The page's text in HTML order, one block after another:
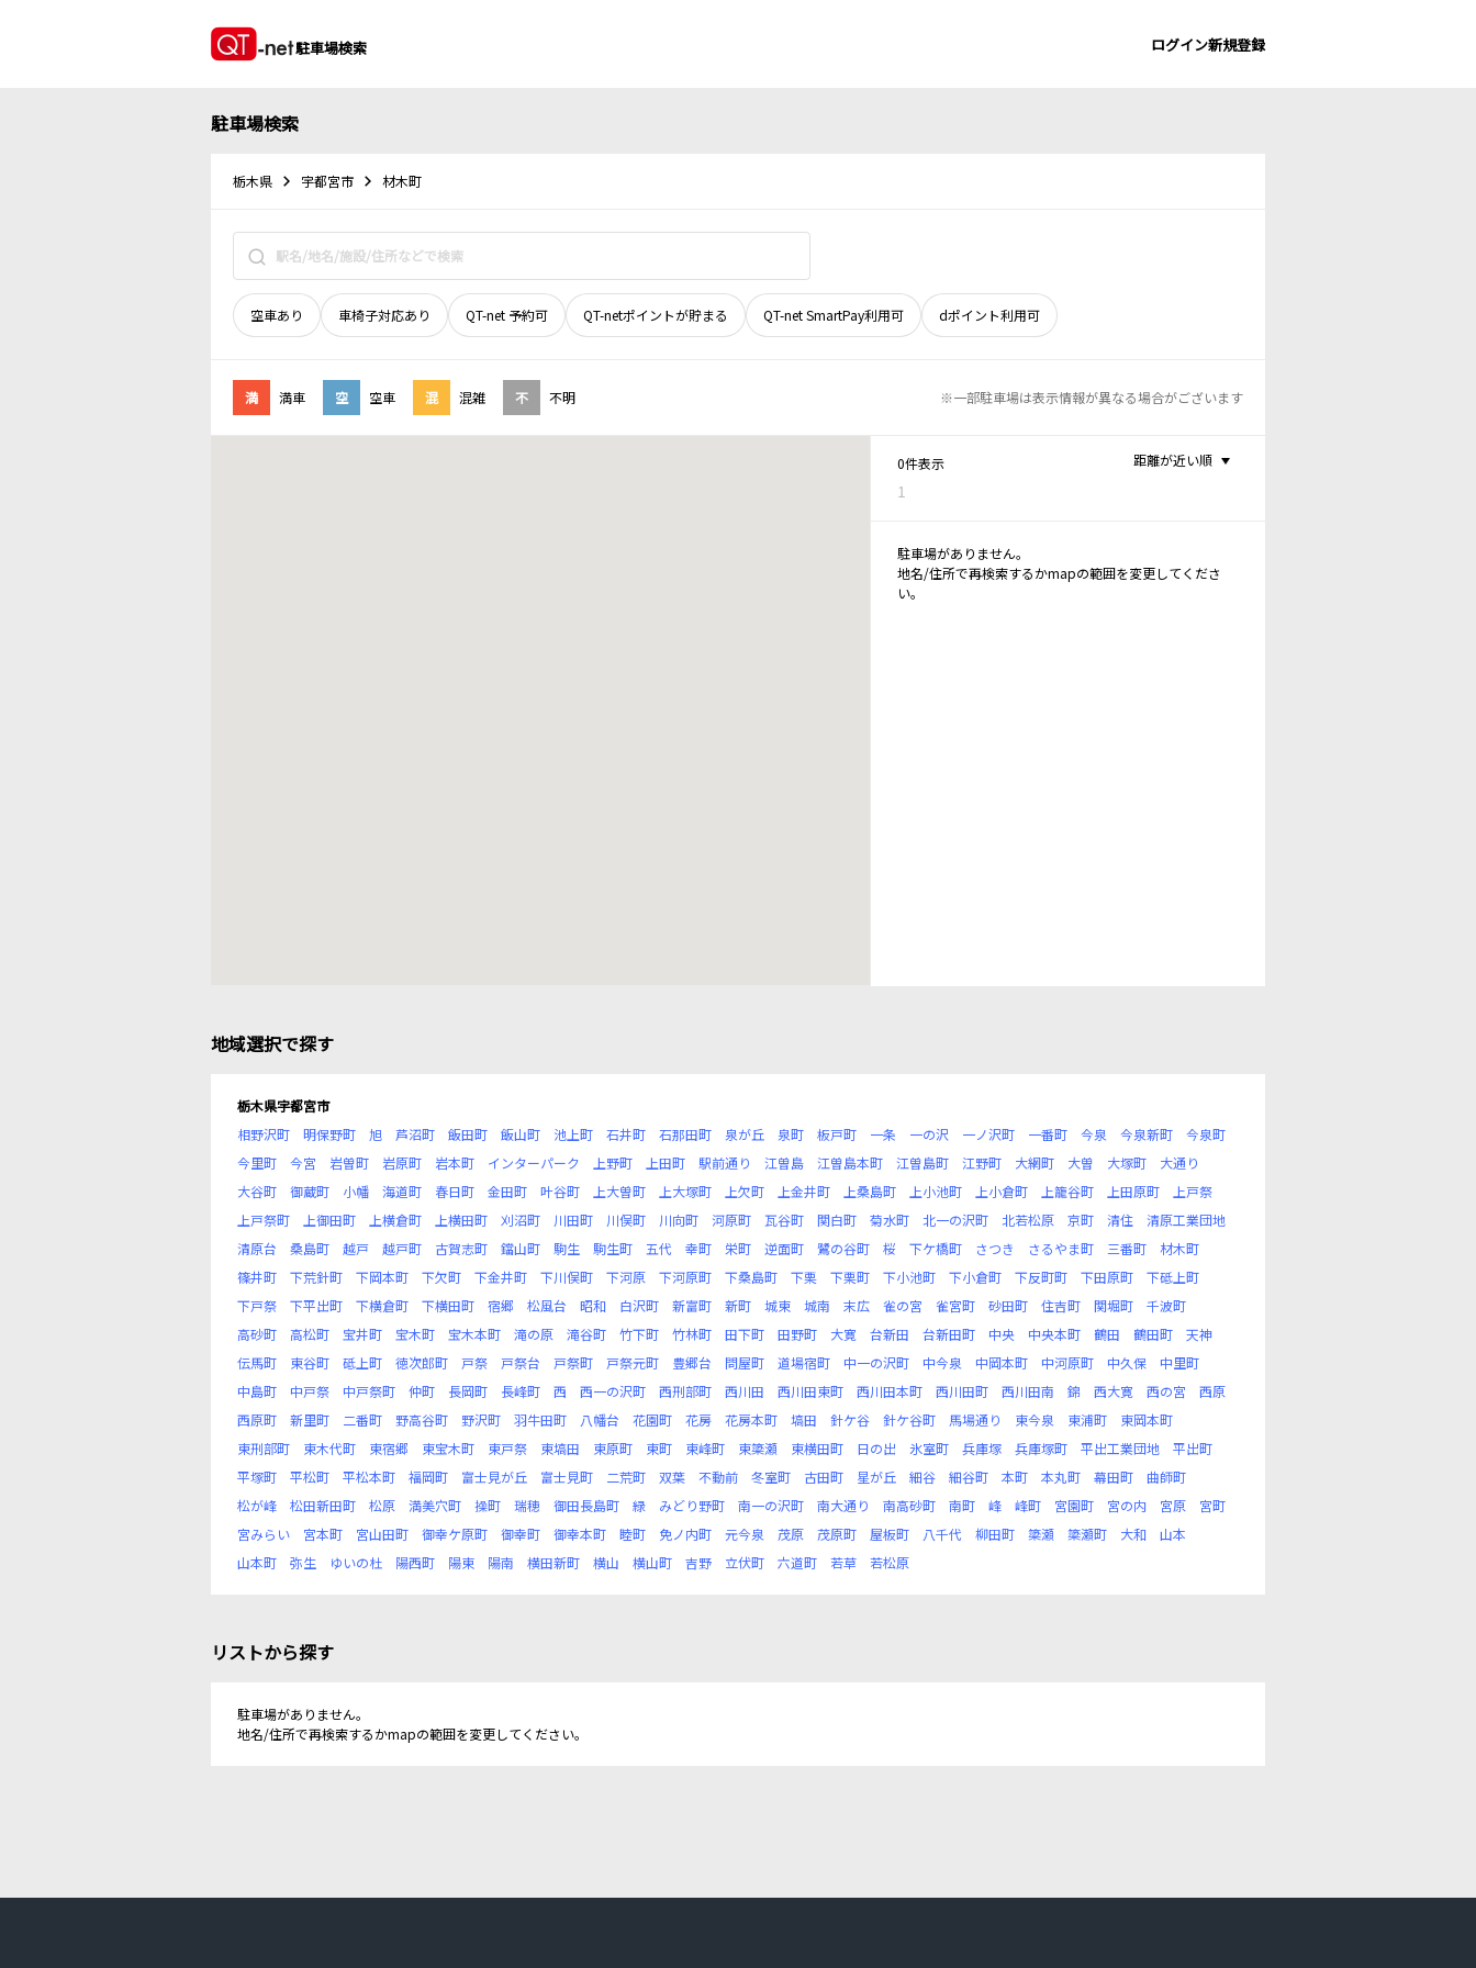
駐車場検索 ログイン新規登録
駐車場検索
栃木県 宇都宮市 材木町
空車あり 車椅子対応あり QT-net 予約可 QT-netポイントが貯まる QT-net SmartPay利用可 dポイント利用可
満 満車 空 空車 混 混雑 不 不明 ※一部駐車場は表示情報が異なる場合がございます
0件表示
1
距離が近い順
駐車場がありません。
地名/住所で再検索するかmapの範囲を変更してくださ
い。
地域選択で探す
栃木県宇都宮市
相野沢町
明保野町 旭 芦沼町 飯田町 飯山町 池上町 石井町 石那田町 泉が丘 泉町 板戸町 一条 一の沢 一ノ沢町 一番町 今泉 今泉新町
今泉町
今里町
今宮 岩曽町 岩原町 岩本町 インターパーク 上野町 上田町 駅前通り 江曽島 江曽島本町 江曽島町 江野町 大網町 大曽 大塚町
大通り
大谷町
御蔵町 小幡 海道町 春日町 金田町 叶谷町 上大曽町 上大塚町 上欠町 上金井町 上桑島町 上小池町 上小倉町 上籠谷町 上田原町
上戸祭
上戸祭町
上御田町 上横倉町 上横田町 刈沼町 川田町 川俣町 川向町 河原町 瓦谷町 関白町 菊水町 北一の沢町 北若松原 京町 清住
清原工業団地
清原台
桑島町 越戸 越戸町 古賀志町 鐺山町 駒生 駒生町 五代 幸町 栄町 逆面町 鷺の谷町 桜 下ケ橋町 さつき さるやま町 三番町
材木町
篠井町
下荒針町 下岡本町 下欠町 下金井町 下川俣町 下河原 下河原町 下桑島町 下栗 下栗町 下小池町 下小倉町 下反町町 下田原町
下砥上町
下戸祭
下平出町 下横倉町 下横田町 宿郷 松風台 昭和 白沢町 新富町 新町 城東 城南 末広 雀の宮 雀宮町 砂田町 住吉町 関堀町
千波町
高砂町
高松町 宝井町 宝木町 宝木本町 滝の原 滝谷町 竹下町 竹林町 田下町 田野町 大寛 台新田 台新田町 中央 中央本町 鶴田 鶴田町
天神
伝馬町
東谷町 砥上町 徳次郎町 戸祭 戸祭台 戸祭町 戸祭元町 豊郷台 問屋町 道場宿町 中一の沢町 中今泉 中岡本町 中河原町 中久保
中里町
中島町
中戸祭 中戸祭町 仲町 長岡町 長峰町 西 西一の沢町 西刑部町 西川田 西川田東町 西川田本町 西川田町 西川田南 錦 西大寛 西の宮
西原
西原町
新里町 二番町 野高谷町 野沢町 羽牛田町 八幡台 花園町 花房 花房本町 塙田 針ケ谷 針ケ谷町 馬場通り 東今泉 東浦町
東岡本町
東刑部町
東木代町 東宿郷 東宝木町 東戸祭 東塙田 東原町 東町 東峰町 東簗瀬 東横田町 日の出 氷室町 兵庫塚 兵庫塚町 平出工業団地
平出町
平塚町
平松町 平松本町 福岡町 富士見が丘 富士見町 二荒町 双葉 不動前 冬室町 古田町 星が丘 細谷 細谷町 本町 本丸町 幕田町
曲師町
松が峰
松田新田町 松原 満美穴町 操町 瑞穂 御田長島町 緑 みどり野町 南一の沢町 南大通り 南高砂町 南町 峰 峰町 宮園町 宮の内 宮原
宮町
宮みらい
宮本町 宮山田町 御幸ケ原町 御幸町 御幸本町 睦町 免ノ内町 元今泉 茂原 茂原町 屋板町 八千代 柳田町 簗瀬 簗瀬町 大和
山本
山本町
弥生 ゆいの杜 陽西町 陽東 陽南 横田新町 横山 横山町 吉野 立伏町 六道町 若草 若松原
リストから探す
駐車場がありません。
地名/住所で再検索するかmapの範囲を変更してください。